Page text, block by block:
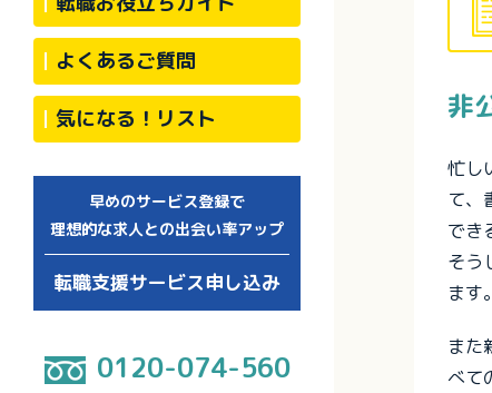
よくあるご質問
気になる！リスト
早めのサービス登録で
理想的な求人との出会い率アップ
転職支援サービス申し込み
0120-074-560
非
忙し
て、
でき
そう
ます。
また
べて